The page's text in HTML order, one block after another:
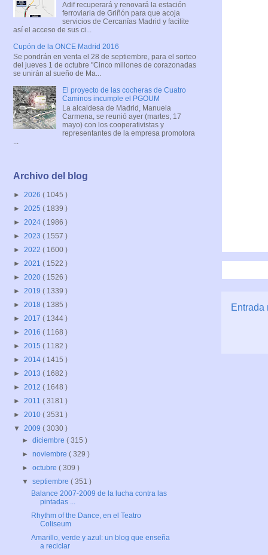
Entrada
Adif recuperará y renovará la estación
ferroviaria de Griñón para que acoja
servicios de Cercanías Madrid y facilite
así el acceso de sus ci...
Cupón de la ONCE Madrid 2016
Se pondrán en venta el 28 de septiembre, para el sorteo
del jueves 1 de octubre "Cinco millones de corazonadas
se unirán al sueño de Ma...
El proyecto de las cocheras de Cuatro
Caminos incumple el PGOUM
La alcaldesa de Madrid, Manuela
Carmena, se reunió ayer (martes, 17
mayo) con los cooperativistas y
representantes de la empresa promotora
...
Archivo del blog
► 2026 ( 1045 )
► 2025 ( 1839 )
► 2024 ( 1986 )
► 2023 ( 1557 )
► 2022 ( 1600 )
► 2021 ( 1522 )
► 2020 ( 1526 )
► 2019 ( 1339 )
► 2018 ( 1385 )
► 2017 ( 1344 )
► 2016 ( 1168 )
► 2015 ( 1182 )
► 2014 ( 1415 )
► 2013 ( 1682 )
► 2012 ( 1648 )
► 2011 ( 3181 )
► 2010 ( 3531 )
▼ 2009 ( 3030 )
►diciembre( 315 )
►noviembre( 329 )
►octubre( 309 )
▼septiembre( 351 )
Balance 2007-2009 de la lucha contra las
pintadas ...
Rhythm of the Dance, en el Teatro
Coliseum
Amarillo, verde y azul: un blog que enseña
a reciclar